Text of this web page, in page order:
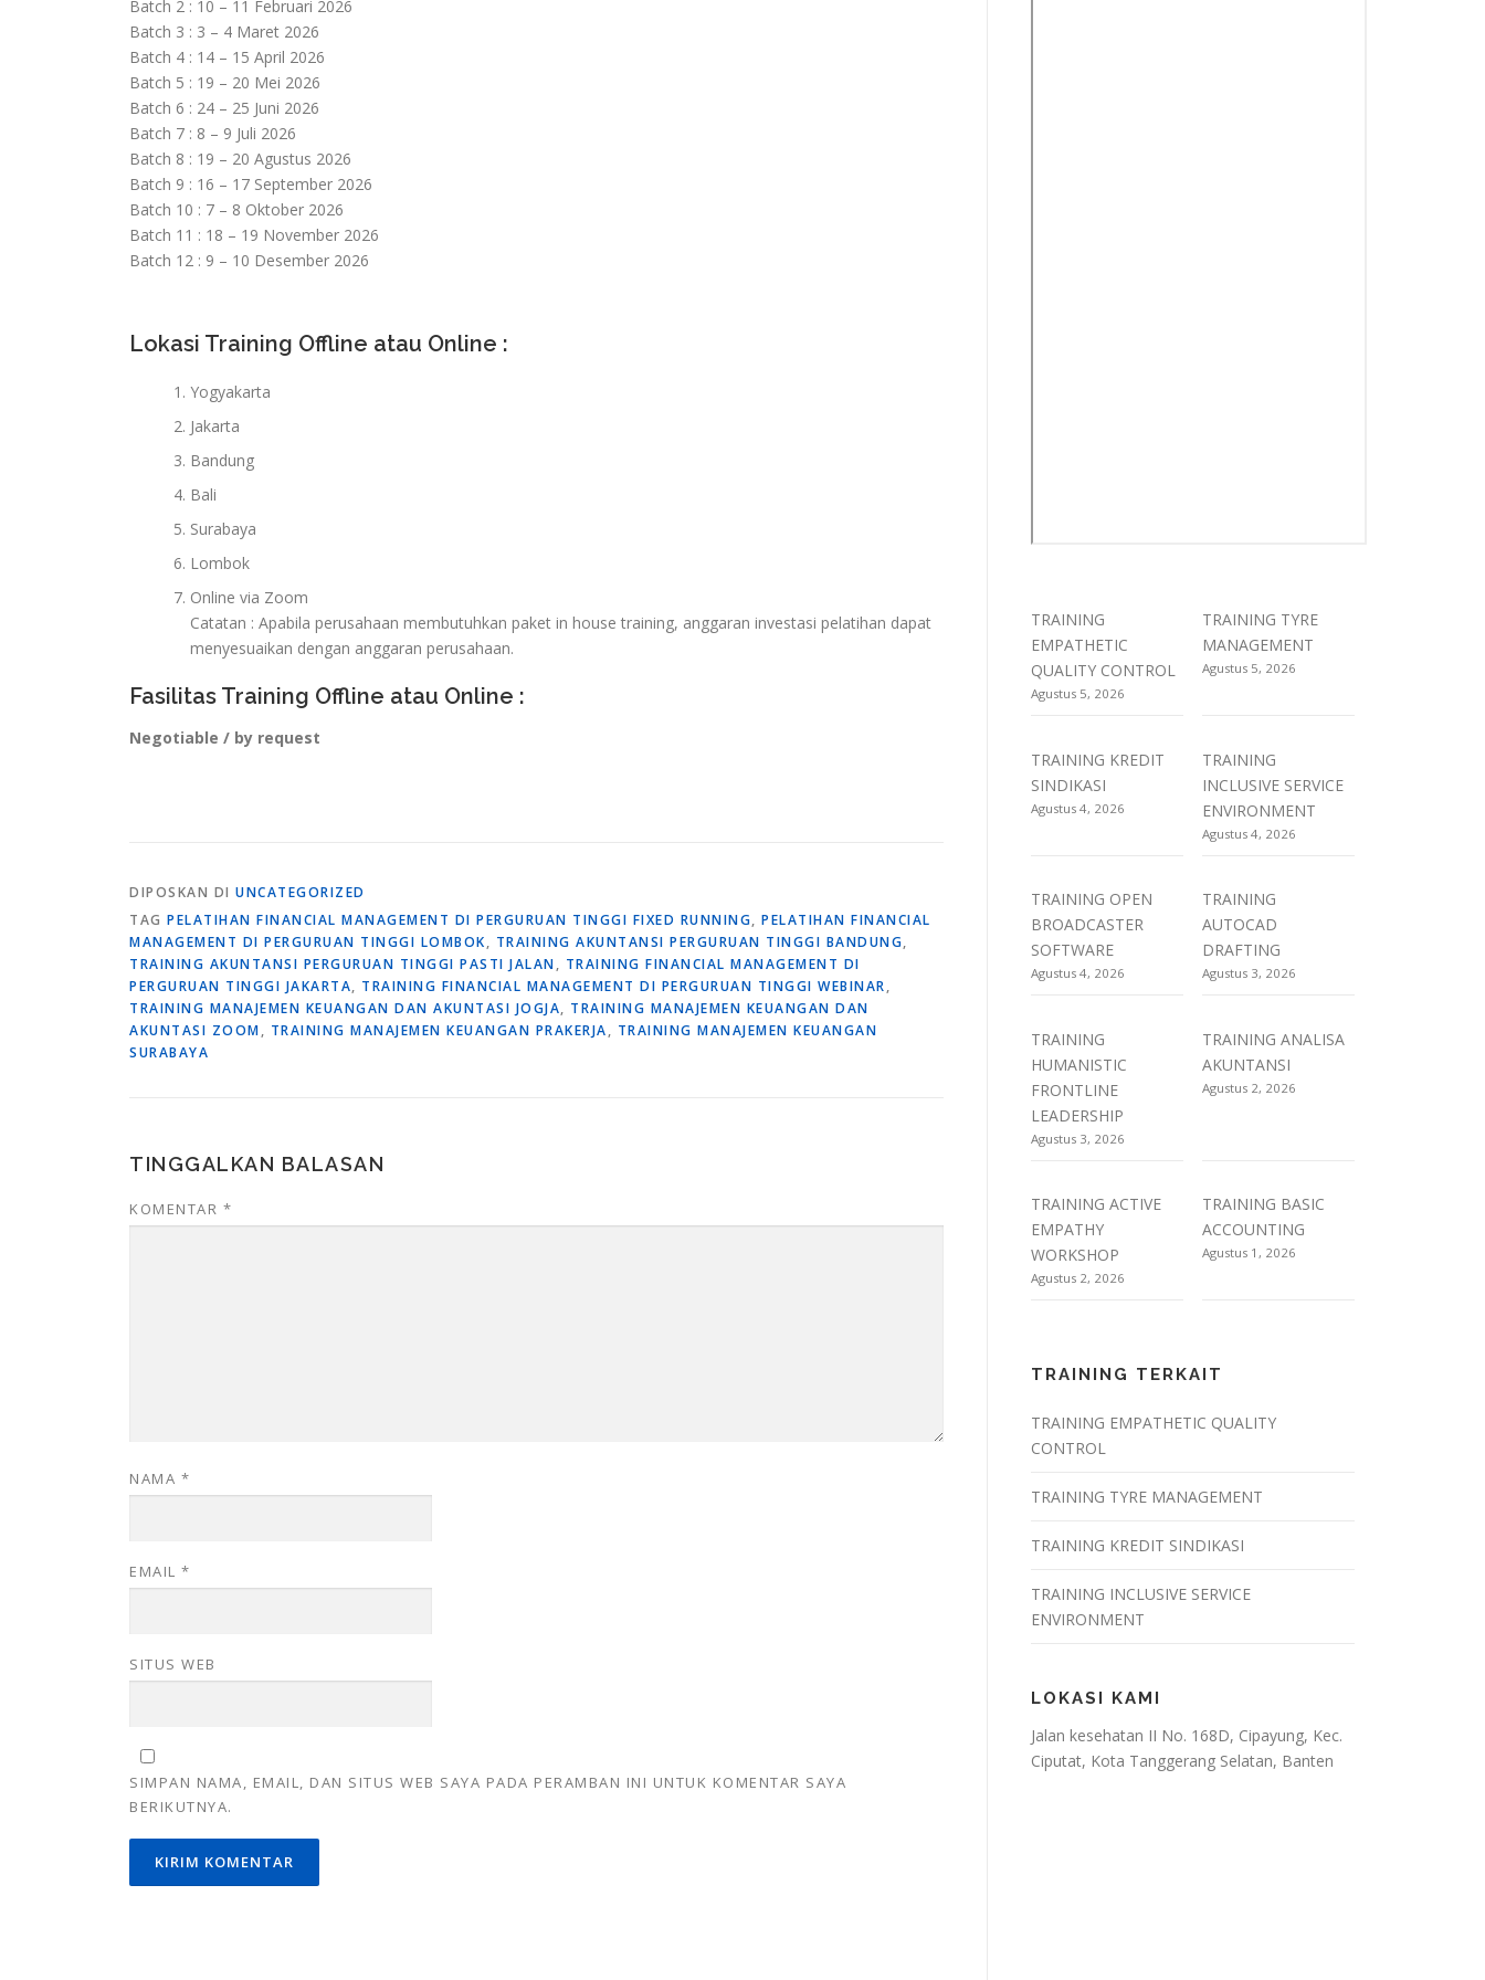
Batch 2 : 10 – 11 Februari 2026
Batch 3 : 3 – 4 Maret 2026
Batch 4 : 14 – 15 April 2026
Batch 5 : 19 – 20 Mei 2026
Batch 6 : 24 – 25 Juni 2026
Batch 7 : 8 – 9 Juli 2026
Batch 8 : 19 – 20 Agustus 2026
Batch 9 : 16 – 17 September 2026
Batch 10 : 7 – 8 Oktober 2026
Batch 11 : 18 – 19 November 2026
Batch 12 : 9 – 10 Desember 2026
Lokasi Training Offline atau Online :
Yogyakarta
Jakarta
Bandung
Bali
Surabaya
Lombok
Online via Zoom
Catatan : Apabila perusahaan membutuhkan paket in house training, anggaran investasi pelatihan dapat
menyesuaikan dengan anggaran perusahaan.
Fasilitas Training Offline atau Online :
Negotiable / by request
DIPOSKAN DI UNCATEGORIZED
TAG PELATIHAN FINANCIAL MANAGEMENT DI PERGURUAN TINGGI FIXED RUNNING, PELATIHAN FINANCIAL
MANAGEMENT DI PERGURUAN TINGGI LOMBOK, TRAINING AKUNTANSI PERGURUAN TINGGI BANDUNG,
TRAINING AKUNTANSI PERGURUAN TINGGI PASTI JALAN, TRAINING FINANCIAL MANAGEMENT DI
PERGURUAN TINGGI JAKARTA, TRAINING FINANCIAL MANAGEMENT DI PERGURUAN TINGGI WEBINAR,
TRAINING MANAJEMEN KEUANGAN DAN AKUNTASI JOGJA, TRAINING MANAJEMEN KEUANGAN DAN
AKUNTASI ZOOM, TRAINING MANAJEMEN KEUANGAN PRAKERJA, TRAINING MANAJEMEN KEUANGAN
SURABAYA
TINGGALKAN BALASAN
KOMENTAR *
NAMA *
EMAIL *
SITUS WEB
SIMPAN NAMA, EMAIL, DAN SITUS WEB SAYA PADA PERAMBAN INI UNTUK KOMENTAR SAYA
BERIKUTNYA.
TRAINING
EMPATHETIC
QUALITY CONTROL
Agustus 5, 2026
TRAINING TYRE
MANAGEMENT
Agustus 5, 2026
TRAINING KREDIT
SINDIKASI
Agustus 4, 2026
TRAINING
INCLUSIVE SERVICE
ENVIRONMENT
Agustus 4, 2026
TRAINING OPEN
BROADCASTER
SOFTWARE
Agustus 4, 2026
TRAINING
AUTOCAD
DRAFTING
Agustus 3, 2026
TRAINING
HUMANISTIC
FRONTLINE
LEADERSHIP
Agustus 3, 2026
TRAINING ANALISA
AKUNTANSI
Agustus 2, 2026
TRAINING ACTIVE
EMPATHY
WORKSHOP
Agustus 2, 2026
TRAINING BASIC
ACCOUNTING
Agustus 1, 2026
TRAINING TERKAIT
TRAINING EMPATHETIC QUALITY
CONTROL
TRAINING TYRE MANAGEMENT
TRAINING KREDIT SINDIKASI
TRAINING INCLUSIVE SERVICE
ENVIRONMENT
LOKASI KAMI
Jalan kesehatan II No. 168D, Cipayung, Kec.
Ciputat, Kota Tanggerang Selatan, Banten